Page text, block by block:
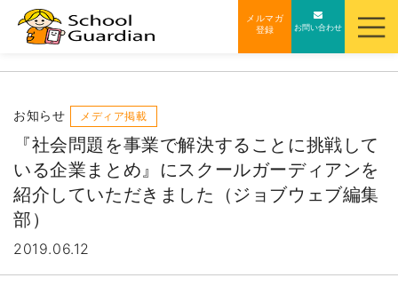
ス
プ
メルマガ
登録 お問い合わせ
お知らせ メディア掲載
『社会問題を事業で解決することに挑戦して
いる企業まとめ』にスクールガーディアンを
紹介していただきました（ジョブウェブ編集
部）
2019.06.12